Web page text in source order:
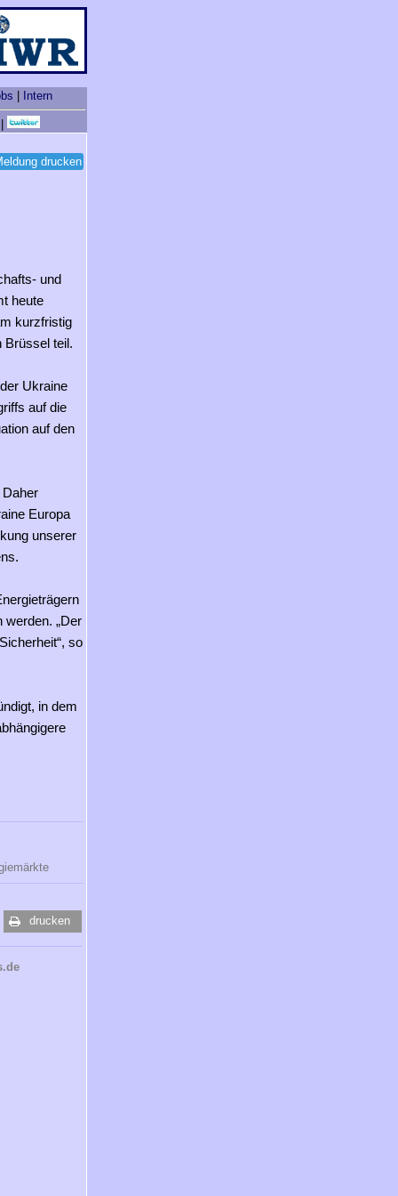
Intern
drucken
und
heute
kurzfristig
Brüssel teil.
Ukraine
auf die
auf den
Daher
Europa
unserer
werden. „Der
so
in dem
drucken